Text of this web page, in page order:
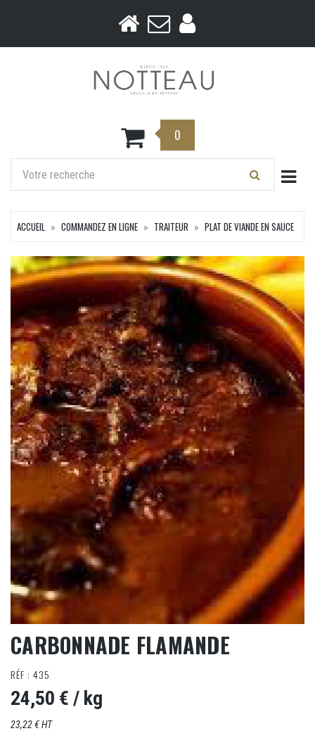
0
ACCUEIL COMMANDEZ EN LIGNE TRAITEUR PLAT DE VIANDE EN SAUCE
CARBONNADE FLAMANDE
RÉF : 435
24,50 € / kg
23,22 € HT